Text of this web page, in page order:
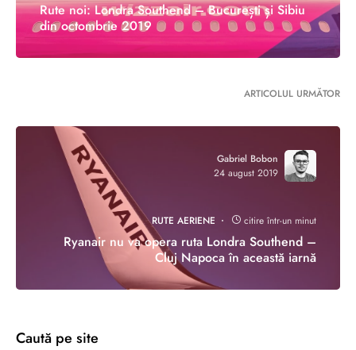
Rute noi: Londra Southend – București și Sibiu
din octombrie 2019
ARTICOLUL URMĂTOR
Gabriel Bobon
24 august 2019
RUTE AERIENE citire într-un minut
Ryanair nu va opera ruta Londra Southend –
Cluj Napoca în această iarnă
Caută pe site